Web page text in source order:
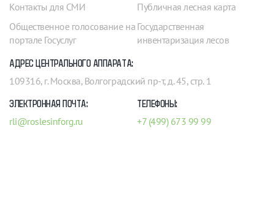
Контакты для СМИ
Общественное голосование на
портале Госуслуг
Публичная лесная карта
Государственная
инвентаризация лесов
АДРЕС ЦЕНТРАЛЬНОГО АППАРАТА:
109316, г. Москва, Волгоградский пр-т, д. 45, стр. 1
ЭЛЕКТРОННАЯ ПОЧТА:
rli@roslesinforg.ru
ТЕЛЕФОНЫ:
+7 (499) 673 99 99